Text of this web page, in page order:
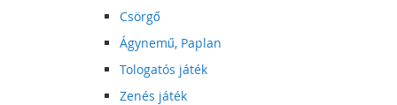
Csörgő
Ágynemű, Paplan
Tologatós játék
Zenés játék